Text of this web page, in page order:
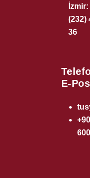
(232)
36
E-